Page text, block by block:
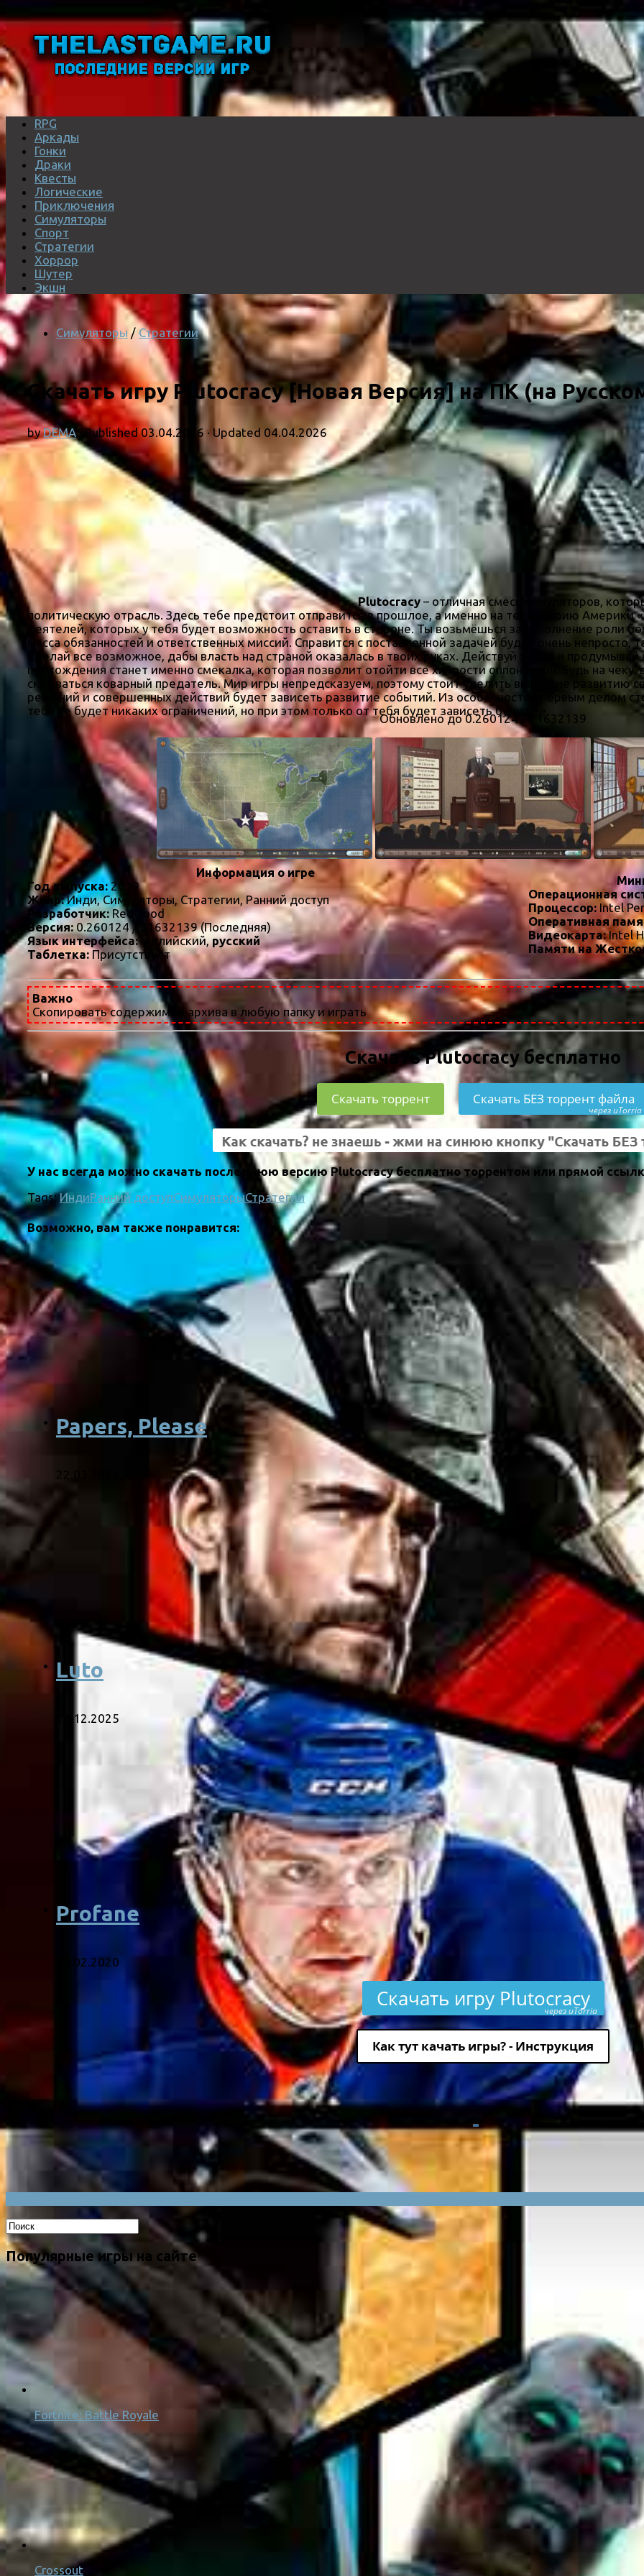
RPG
Аркады
Гонки
Драки
Квесты
Логические
Приключения
Симуляторы
Спорт
Стратегии
Хоррор
Шутер
Экшн
Симуляторы / Стратегии
Скачать игру Plutocracy [Новая Версия] на ПК (на
byDEMA · Published03.04.2026 · Updated 04.04.2026
Plutocracy – отличная смесь симуляторов,
политическую отрасль. Здесь тебе предстоит отправится в прошлое, а именно на территорию Америки
деятелей, которых у тебя будет возможность оставить в стороне. Ты возьмёшься за исполнение роли
масса обязанностей и ответственных миссий. Справится с поставленной задачей будет очень
Сделай все возможное, дабы власть над страной оказалась в твоих руках. Действуй хитро и
прохождения станет именно смекалка, которая позволит отойти все хитрости оппонентов. Будь на
скрываться коварный предатель. Мир игры непредсказуем, поэтому стоит уделить внимание развитию
решений и совершенных действий будет зависеть развитие событий. Из особенностей первым делом
тебя не будет никаких ограничений, но при этом только от тебя будет зависеть будущее.
Обновлено до 0.260124 / 21632139
Информация о игре
Год выпуска:2019
Жанр:Инди, Симуляторы, Стратегии, Ранний доступ
Разработчик:Redwood
Версия: 0.260124 / 21632139 (Последняя)
Язык интерфейса:английский,русский
Таблетка: Присутствует
Операционная
Процессор: Intel
Оперативная
Видеокарта:Intel
Памяти на
Важно
Скопировать содержимое архива в любую папку и играть
Скачать Plutocracy бесплатно
Скачать торрент Скачать БЕЗ торрент файла
через uTorria
У нас всегда можно скачать последнюю версию Plutocracy бесплатно торрентом или прямой
Tags: ИндиРанний доступСимуляторыСтратегии
Возможно, вам также понравится:
Papers, Please
Luto
14.12.2025
Profane
11.02.2020
Скачать игру Plutocracy
через uTorria
Как тут качать игры? - Инструкция
Популярные игры на сайте
Fortnite: Battle Royale
Crossout